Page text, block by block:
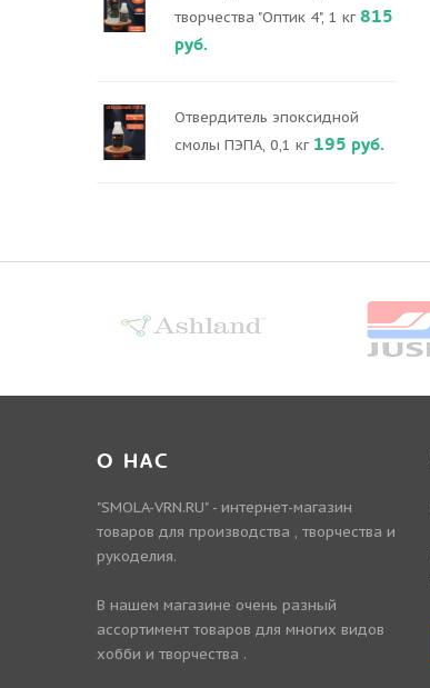
творчества "Оптик 4", 1 кг 815
руб.
Отвердитель эпоксидной
смолы ПЭПА, 0,1 кг 195 руб.
О НАС
"SMOLA-VRN.RU" - интернет-магазин
товаров для производства , творчества и
рукоделия.
В нашем магазине очень разный
ассортимент товаров для многих видов
хобби и творчества .